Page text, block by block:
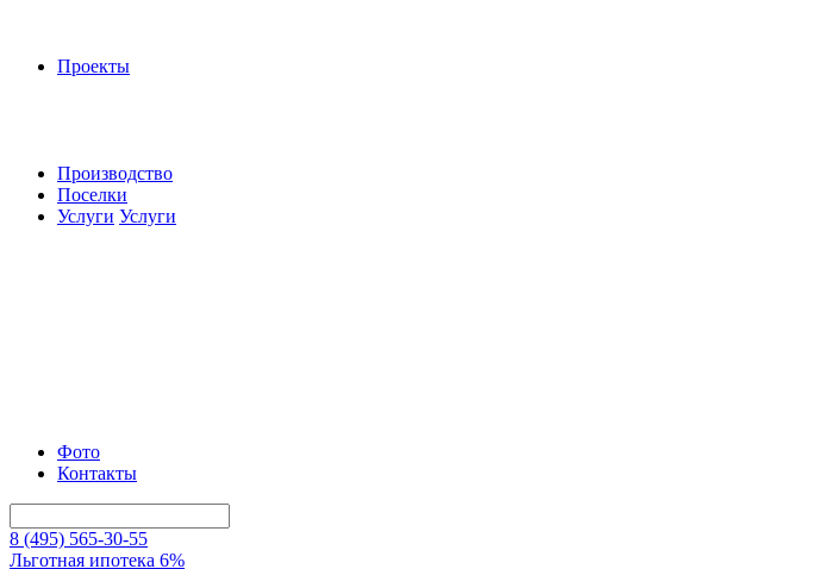
Проекты
Производство
Поселки
Услуги Услуги
Фото
Контакты
8 (495) 565-30-55
Льготная ипотека 6%